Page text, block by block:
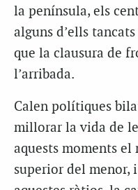
la península, els
alguns d’ells
que la clausura de
l’arribada.
Calen polítiques
millorar la vida de
aquests moments el
superior del menor,